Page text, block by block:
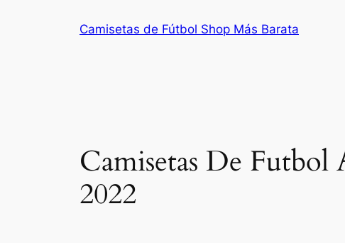
Camisetas de Fútbol Shop Más Barata
Camisetas De Futbol
2022